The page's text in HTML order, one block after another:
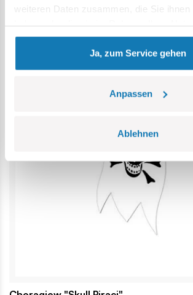
weiteren Daten zusammen, die Sie ihnen
gesammelt haben.
Ja, zum Service gehen
Anpassen
Ablehnen
Kategorie Bestseller